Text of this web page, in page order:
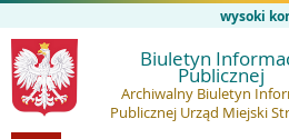
wysoki
Biuletyn
Publicznej
Archiwalny Biuletyn
Publicznej Urząd Miejski